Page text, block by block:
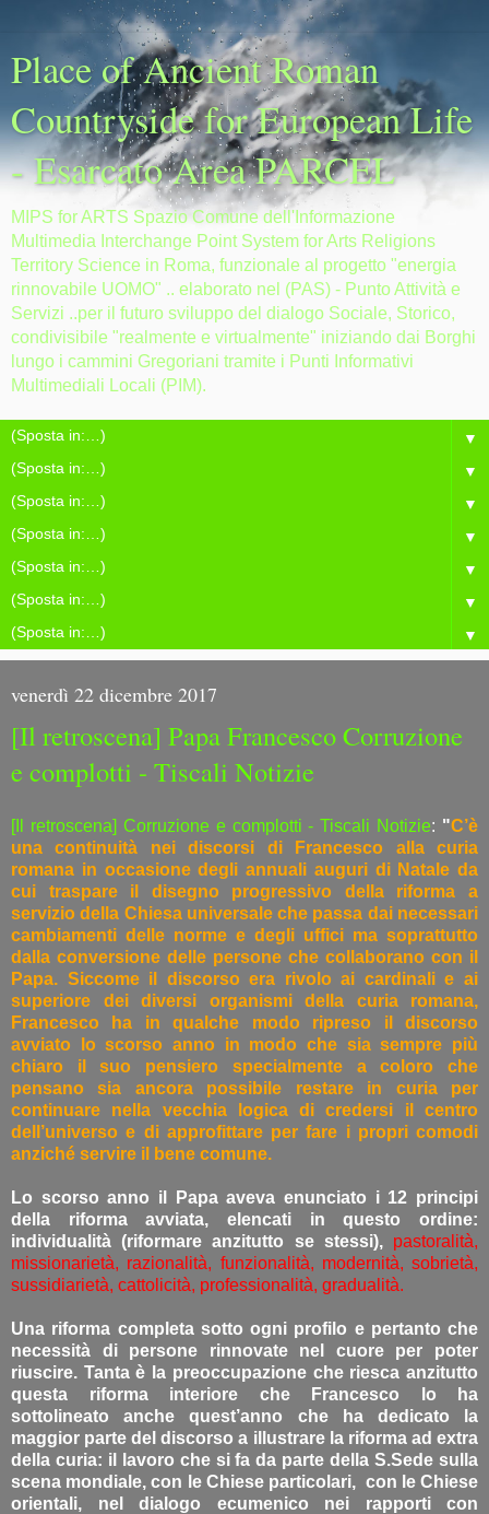
Place of Ancient Roman
Countryside for European Life
- Esarcato Area PARCEL
MIPS for ARTS Spazio Comune dell'Informazione
Multimedia Interchange Point System for Arts Religions
Territory Science in Roma, funzionale al progetto "energia
rinnovabile UOMO" .. elaborato nel (PAS) - Punto Attività e
Servizi ..per il futuro sviluppo del dialogo Sociale, Storico,
condivisibile "realmente e virtualmente" iniziando dai Borghi
lungo i cammini Gregoriani tramite i Punti Informativi
Multimediali Locali (PIM).
▼
▼
▼
▼
▼
▼
▼
venerdì 22 dicembre 2017
[Il retroscena] Papa Francesco Corruzione
e complotti - Tiscali Notizie
[Il retroscena] Corruzione e complotti - Tiscali Notizie: "C’è
una continuità nei discorsi di Francesco alla curia
romana in occasione degli annuali auguri di Natale da
cui traspare il disegno progressivo della riforma a
servizio della Chiesa universale che passa dai necessari
cambiamenti delle norme e degli uffici ma soprattutto
dalla conversione delle persone che collaborano con il
Papa. Siccome il discorso era rivolo ai cardinali e ai
superiore dei diversi organismi della curia romana,
Francesco ha in qualche modo ripreso il discorso
avviato lo scorso anno in modo che sia sempre più
chiaro il suo pensiero specialmente a coloro che
pensano sia ancora possibile restare in curia per
continuare nella vecchia logica di credersi il centro
dell’universo e di approfittare per fare i propri comodi
anziché servire il bene comune.
Lo scorso anno il Papa aveva enunciato i 12 principi
della riforma avviata, elencati in questo ordine:
individualità (riformare anzitutto se stessi), pastoralità,
missionarietà, razionalità, funzionalità, modernità, sobrietà,
sussidiarietà, cattolicità, professionalità, gradualità.
Una riforma completa sotto ogni profilo e pertanto che
necessità di persone rinnovate nel cuore per poter
riuscire. Tanta è la preoccupazione che riesca anzitutto
questa riforma interiore che Francesco lo ha
sottolineato anche quest’anno che ha dedicato la
maggior parte del discorso a illustrare la riforma ad extra
della curia: il lavoro che si fa da parte della S.Sede sulla
scena mondiale, con le Chiese particolari, con le Chiese
orientali, nel dialogo ecumenico nei rapporti con